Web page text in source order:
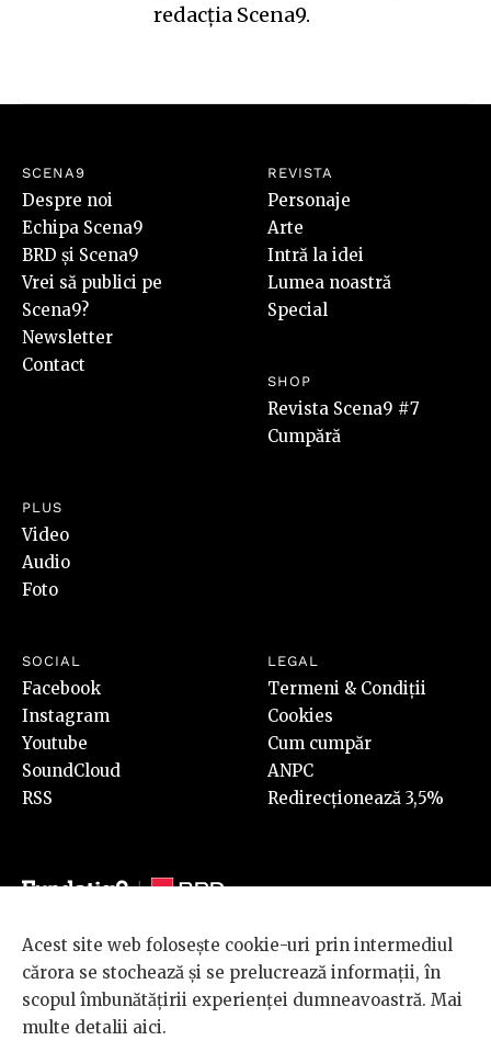
redacția Scena9.
SCENA9
Despre noi
Echipa Scena9
BRD și Scena9
Vrei să publici pe
Scena9?
Newsletter
Contact
REVISTA
Personaje
Arte
Intră la idei
Lumea noastră
Special
SHOP
Revista Scena9 #7
Cumpără
PLUS
Video
Audio
Foto
SOCIAL
Facebook
Instagram
Youtube
SoundCloud
RSS
LEGAL
Termeni & Condiții
Cookies
Cum cumpăr
ANPC
Redirecționează 3,5%
© 2026 BRD Groupe Société Générale, toate drepturile rezervate.
Scena 9 este un proiect sustinut de
BRD GROUPE SOCIÉTÉ
GÉNÉRALE
Acest site web folosește cookie-uri prin intermediul
cărora se stochează și se prelucrează informații, în
scopul îmbunătățirii experienței dumneavoastră. Mai
multe detalii aici.